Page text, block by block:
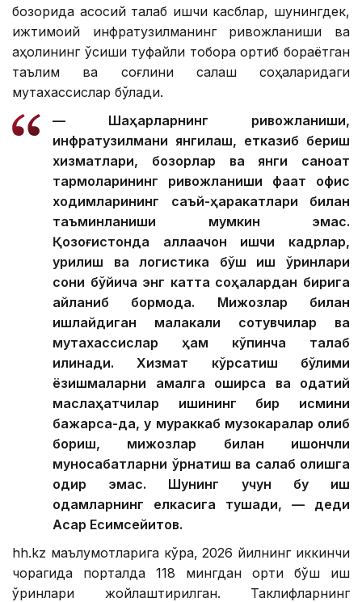
бозорида асосий талаб ишчи касблар, шунингдек,
ижтимоий инфратузилманинг ривожланиши ва
аҳолининг ўсиши туфайли тобора ортиб бораётган
таълим ва соғлиқни сақлаш соҳаларидаги
мутахассислар бўлади.
— Шаҳарларнинг ривожланиши,
инфратузилмани янгилаш, етказиб бериш
хизматлари, бозорлар ва янги саноат
тармоқларининг ривожланиши фақат офис
ходимларининг саъй-ҳаракатлари билан
таъминланиши мумкин эмас.
Қозоғистонда аллақачон ишчи кадрлар,
қурилиш ва логистика бўш иш ўринлари
сони бўйича энг катта соҳалардан бирига
айланиб бормоқда. Мижозлар билан
ишлайдиган малакали сотувчилар ва
мутахассислар ҳам кўпинча талаб
қилинади. Хизмат кўрсатиш бўлими
ёзишмаларни амалга оширса ва одатий
маслаҳатчилар ишининг бир қисмини
бажарса-да, у мураккаб музокаралар олиб
бориш, мижозлар билан ишончли
муносабатларни ўрнатиш ва сақлаб қолишга
қодир эмас. Шунинг учун бу иш
одамларнинг елкасига тушади, — деди
Асқар Есимсейитов.
hh.kz маълумотларига кўра, 2026 йилнинг иккинчи
чорагида порталда 118 мингдан ортиқ бўш иш
ўринлари жойлаштирилган. Таклифларнинг